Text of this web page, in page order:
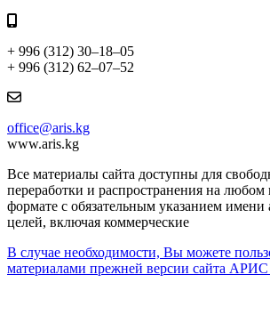
+ 996 (312) 30–18–05
+ 996 (312) 62–07–52
office@aris.kg
www.aris.kg
Все материалы сайта доступны для
переработки и распространения на
формате с обязательным указанием
целей, включая коммерческие
В случае необходимости, Вы можете
материалами прежней версии сайта